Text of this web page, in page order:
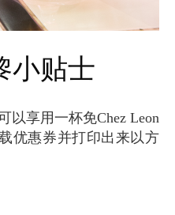
小贴士
优惠券并打印出来以方